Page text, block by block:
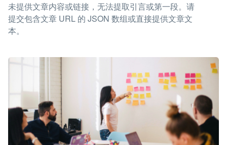
未提供文章内容或链接，无法提取引言或第一段。请
提交包含文章 URL 的 JSON 数组或直接提供文章文
本。